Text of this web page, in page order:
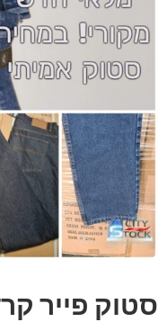
סטוק פייר